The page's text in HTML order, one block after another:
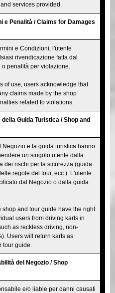
services provided.
e Penalità / Claims for Damages
e Condizioni, l'utente
rivendicazione fatta dal
penalità per violazione.
of use, users acknowledge that
claims made by the shop
related to violations.
Guida Turistica / Shop and
Negozio e la guida turistica hanno
un singolo utente dalla
dei rischi per la sicurezza (guida
regole del tour, ecc.). L'utente
dal Negozio o dalla guida
shop and tour guide have the right
users from driving karts in
as reckless driving, non-
Users will return karts as
tour guide.
del Negozio / Shop
e/o liable per danni causati